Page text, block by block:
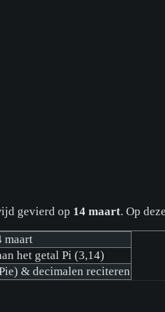
gevierd op 14 maart. Op
maart
het getal Pi (3,14)
& decimalen reciteren